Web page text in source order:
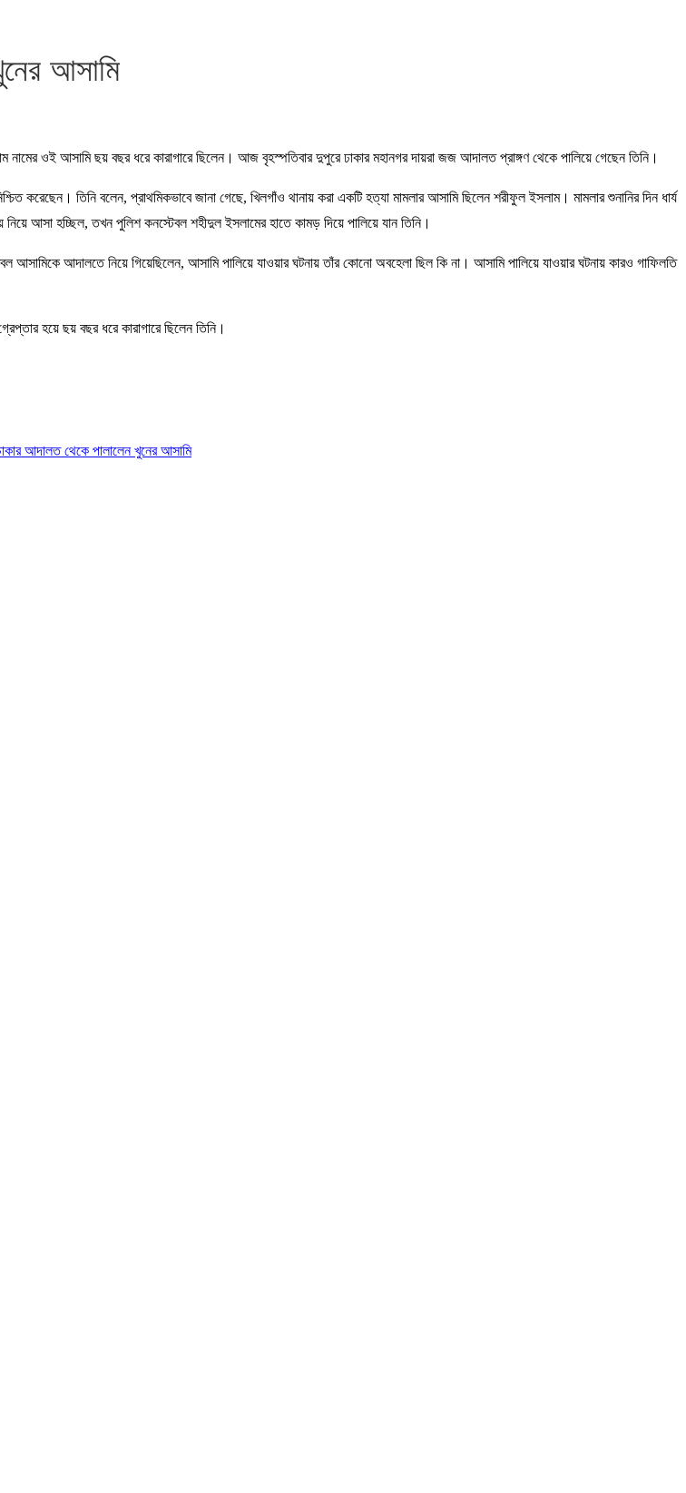
আসামি
ওই আসামি ছয় বছর ধরে কারাগারে ছিলেন। আজ বৃহস্পতিবার দুপুরে ঢাকার মহানগর দায়রা জজ আদালত প্রাঙ্গণ থেকে পালিয়ে গেছেন তিনি।
করেছেন। তিনি বলেন, প্রাথমিকভাবে জানা গেছে, খিলগাঁও থানায় করা একটি হত্যা মামলার আসামি ছিলেন শরীফুল ইসলাম। মামলার শুনানির দিন ধার্য
আসা হচ্ছিল, তখন পুলিশ কনস্টেবল শহীদুল ইসলামের হাতে কামড় দিয়ে পালিয়ে যান তিনি।
আদালতে নিয়ে গিয়েছিলেন, আসামি পালিয়ে যাওয়ার ঘটনায় তাঁর কোনো অবহেলা ছিল কি না। আসামি পালিয়ে যাওয়ার ঘটনায় কারও গাফিলতি
হয়ে ছয় বছর ধরে কারাগারে ছিলেন তিনি।
আদালত থেকে পালালেন খুনের আসামি